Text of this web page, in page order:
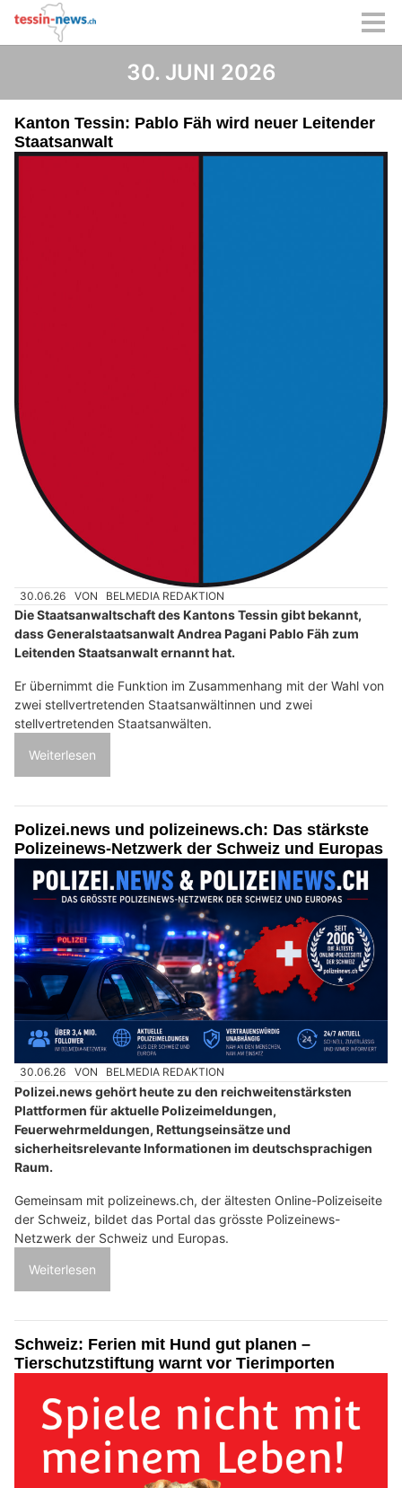
30. JUNI 2026
Kanton Tessin: Pablo Fäh wird neuer Leitender
Staatsanwalt
30.06.26 VON BELMEDIA REDAKTION
Die Staatsanwaltschaft des Kantons Tessin gibt bekannt,
dass Generalstaatsanwalt Andrea Pagani Pablo Fäh zum
Leitenden Staatsanwalt ernannt hat.
Er übernimmt die Funktion im Zusammenhang mit der Wahl von
zwei stellvertretenden Staatsanwältinnen und zwei
stellvertretenden Staatsanwälten.
Weiterlesen
Polizei.news und polizeinews.ch: Das stärkste
Polizeinews-Netzwerk der Schweiz und Europas
30.06.26 VON BELMEDIA REDAKTION
Polizei.news gehört heute zu den reichweitenstärksten
Plattformen für aktuelle Polizeimeldungen,
Feuerwehrmeldungen, Rettungseinsätze und
sicherheitsrelevante Informationen im deutschsprachigen
Raum.
Gemeinsam mit polizeinews.ch, der ältesten Online-Polizeiseite
der Schweiz, bildet das Portal das grösste Polizeinews-
Netzwerk der Schweiz und Europas.
Weiterlesen
Schweiz: Ferien mit Hund gut planen –
Tierschutzstiftung warnt vor Tierimporten